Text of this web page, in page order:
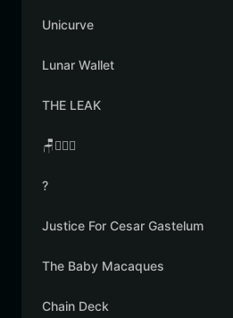
Unicurve
Lunar Wallet
THE LEAK
🪑👳🏾‍♂️
?
Justice For Cesar Gastelum
The Baby Macaques
Chain Deck